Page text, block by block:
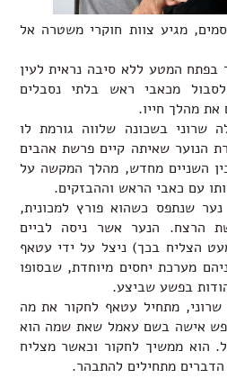
מגיע צוות חוקרי משטרה אל
בפתח המטע ללא סיבה נראית לעין
מכאבי ראש בלתי נסבלים
את מהלך חייו.
שרוני בשכונה שלווה גורמת לו
הנוער שאיתה קיים פרשת אהבים
השניים מחדש, מהלך המקשה על
עם כאבי הראש וההבזקים.
שנתפס כשהוא פורץ למכונית,
הרצח. הנער אשר ניסה לביים
הצליח בכך) ניצל על ידי עטאף
מערכת יחסים מיוחדת, שבסופו
בפשע שביצע.
מתחיל עטאף לחקור את מה
אישה בשם עאמל שאת שמה הוא
הוא ממשיך לחקור וכאשר מצליח
מתחילים להתבהר.